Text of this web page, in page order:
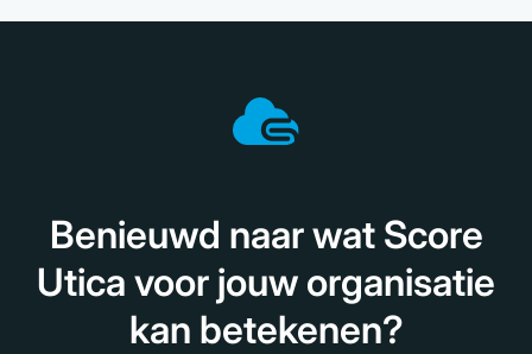
Benieuwd naar wat Score
Utica voor jouw organisatie
kan betekenen?